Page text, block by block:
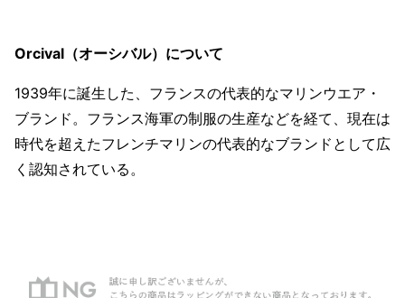
Orcival（オーシバル）について
1939年に誕生した、フランスの代表的なマリンウエア・
ブランド。フランス海軍の制服の生産などを経て、現在は
時代を超えたフレンチマリンの代表的なブランドとして広
く認知されている。